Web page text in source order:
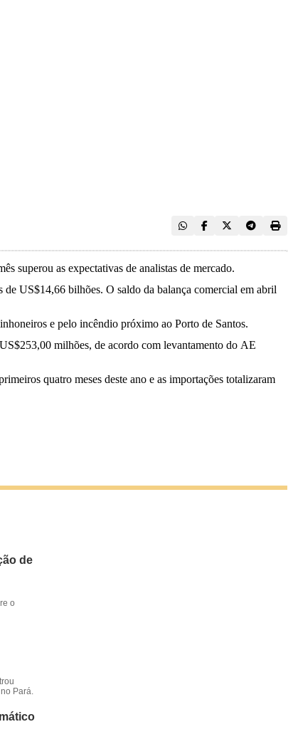
superou as expectativas de analistas de mercado.
US$14,66 bilhões. O saldo da balança comercial em abril
e pelo incêndio próximo ao Porto de Santos.
milhões, de acordo com levantamento do AE
quatro meses deste ano e as importações totalizaram
de
o
Pará.